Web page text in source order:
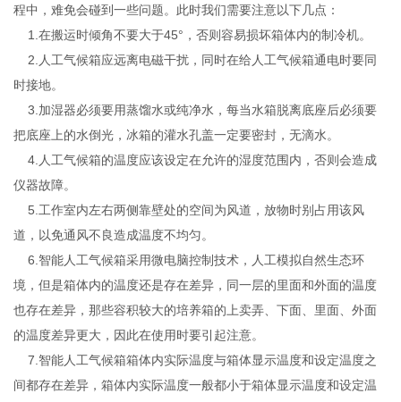
程中，难免会碰到一些问题。此时我们需要注意以下几点：
1.在搬运时倾角不要大于45°，否则容易损坏箱体内的制冷机。
2.人工气候箱应远离电磁干扰，同时在给人工气候箱通电时要同
时接地。
3.加湿器必须要用蒸馏水或纯净水，每当水箱脱离底座后必须要
把底座上的水倒光，冰箱的灌水孔盖一定要密封，无滴水。
4.人工气候箱的温度应该设定在允许的湿度范围内，否则会造成
仪器故障。
5.工作室内左右两侧靠壁处的空间为风道，放物时别占用该风
道，以免通风不良造成温度不均匀。
6.智能人工气候箱采用微电脑控制技术，人工模拟自然生态环
境，但是箱体内的温度还是存在差异，同一层的里面和外面的温度
也存在差异，那些容积较大的培养箱的上卖弄、下面、里面、外面
的温度差异更大，因此在使用时要引起注意。
7.智能人工气候箱箱体内实际温度与箱体显示温度和设定温度之
间都存在差异，箱体内实际温度一般都小于箱体显示温度和设定温